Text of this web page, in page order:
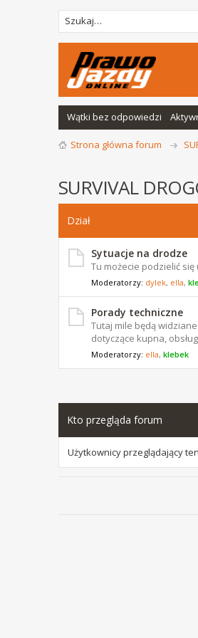
Wątki bez odpowiedzi
Strona główna forum
SURVIVAL
Dział
Sytuacje na drodze
Tu możecie podzielić
Moderatorzy: dylek, ella,
Porady techniczne
Tutaj mile będą
dotyczące kupna,
Moderatorzy: ella, klebek
Kto przegląda forum
Użytkownicy przeglądający